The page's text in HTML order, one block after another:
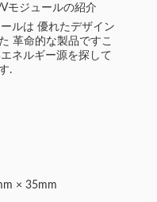
モジュールの紹介
ルは 優れたデザイン
革命的な製品ですこ
ネルギー源を探して
.
× 35mm